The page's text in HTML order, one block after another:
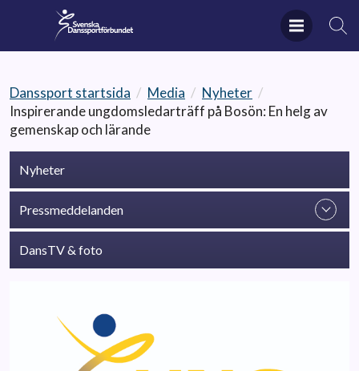
Danssport startsida / Media / Nyheter /
Inspirerande ungdomsledarträff på Bosön: En helg av
gemenskap och lärande
Nyheter
Pressmeddelanden
DansTV & foto